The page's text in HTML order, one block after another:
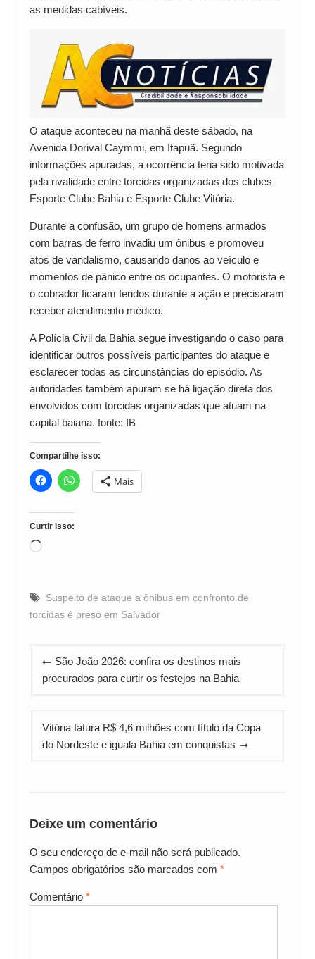
as medidas cabíveis.
O ataque aconteceu na manhã deste sábado, na
Avenida Dorival Caymmi, em Itapuã. Segundo
informações apuradas, a ocorrência teria sido motivada
pela rivalidade entre torcidas organizadas dos clubes
Esporte Clube Bahia e Esporte Clube Vitória.
Durante a confusão, um grupo de homens armados
com barras de ferro invadiu um ônibus e promoveu
atos de vandalismo, causando danos ao veículo e
momentos de pânico entre os ocupantes. O motorista e
o cobrador ficaram feridos durante a ação e precisaram
receber atendimento médico.
A Polícia Civil da Bahia segue investigando o caso para
identificar outros possíveis participantes do ataque e
esclarecer todas as circunstâncias do episódio. As
autoridades também apuram se há ligação direta dos
envolvidos com torcidas organizadas que atuam na
capital baiana. fonte: IB
Compartilhe isso:
Mais
Curtir isso:
Carregando...
Suspeito de ataque a ônibus em confronto de
torcidas é preso em Salvador
Navegação
de
São João 2026: confira os destinos mais
procurados para curtir os festejos na Bahia
Vitória fatura R$ 4,6 milhões com título da Copa
do Nordeste e iguala Bahia em conquistas
Deixe um comentário
O seu endereço de e-mail não será publicado.
Campos obrigatórios são marcados com *
Comentário *